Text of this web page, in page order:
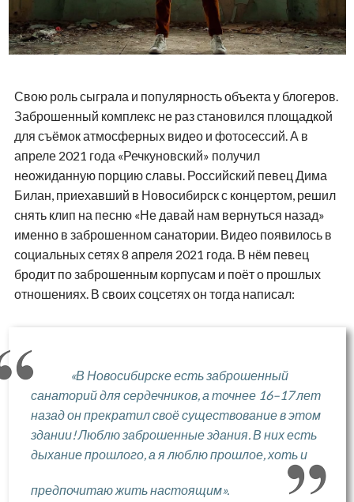
Свою роль сыграла и популярность объекта у блогеров.
Заброшенный комплекс не раз становился площадкой
для съёмок атмосферных видео и фотосессий. А в
апреле 2021 года «Речкуновский» получил
неожиданную порцию славы. Российский певец Дима
Билан, приехавший в Новосибирск с концертом, решил
снять клип на песню «Не давай нам вернуться назад»
именно в заброшенном санатории. Видео появилось в
социальных сетях 8 апреля 2021 года. В нём певец
бродит по заброшенным корпусам и поёт о прошлых
отношениях. В своих соцсетях он тогда написал:
«В Новосибирске есть заброшенный
санаторий для сердечников, а точнее 16–17 лет
назад он прекратил своё существование в этом
здании! Люблю заброшенные здания. В них есть
дыхание прошлого, а я люблю прошлое, хоть и
предпочитаю жить настоящим».